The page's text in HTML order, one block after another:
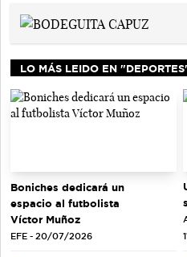
LO MÁS LEIDO EN
Boniches dedicará un
espacio al futbolista
Víctor Muñoz
EFE - 20/07/2026